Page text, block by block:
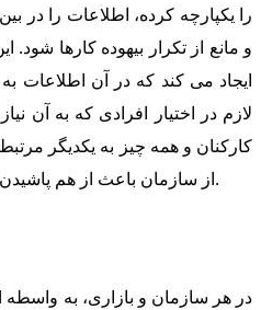
را یكپارچه كرده، اطلاعات را در
و مانع از تكرار بیهوده كارها
ایجاد می كند كه در آن اطلاعات
لازم در اختیار افرادی كه به آن
كاركنان و همه چیز به یكدیگر
از سازمان باعث از هم پاشیدن هیچ چیز در سازمان نخواهد شد.